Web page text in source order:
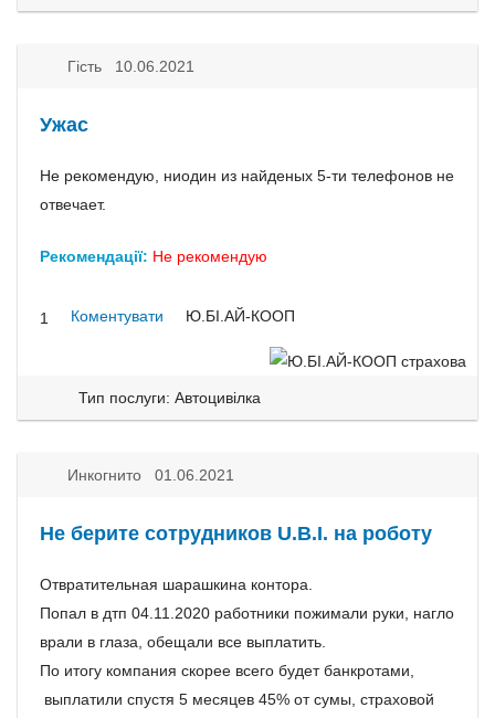
Гість 10.06.2021
Ужас
Не рекомендую, ниодин из найденых 5-ти телефонов не
отвечает.
Рекомендації: Не рекомендую
1 Коментувати Ю.БІ.АЙ-КООП
Тип послуги: Автоцивілка
Инкогнито 01.06.2021
Не берите сотрудников U.B.I. на роботу
Отвратительная шарашкина контора.
Попал в дтп 04.11.2020 работники пожимали руки, нагло
врали в глаза, обещали все выплатить.
По итогу компания скорее всего будет банкротами,
выплатили спустя 5 месяцев 45% от сумы, страховой